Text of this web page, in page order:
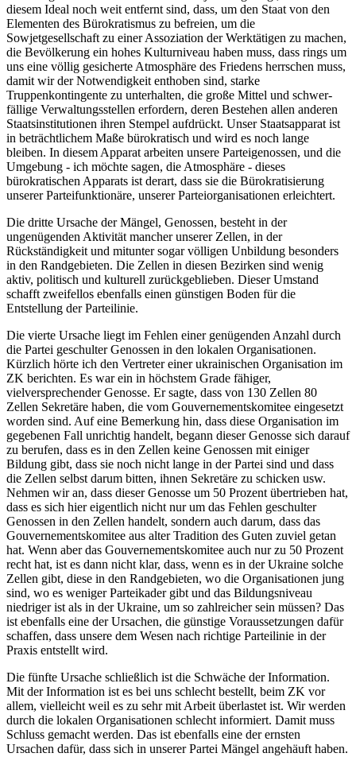
diesem Ideal noch weit entfernt sind, dass, um den Staat von den
Elementen des Bürokratismus zu befreien, um die
Sowjetgesellschaft zu einer Assoziation der Werktätigen zu machen,
die Bevölkerung ein hohes Kulturniveau haben muss, dass rings um
uns eine völlig gesicherte Atmosphäre des Friedens herrschen muss,
damit wir der Notwendigkeit enthoben sind, starke
Truppenkontingente zu unterhalten, die große Mittel und schwer-
fällige Verwaltungsstellen erfordern, deren Bestehen allen anderen
Staatsinstitutionen ihren Stempel aufdrückt. Unser Staatsapparat ist
in beträchtlichem Maße bürokratisch und wird es noch lange
bleiben. In diesem Apparat arbeiten unsere Parteigenossen, und die
Umgebung - ich möchte sagen, die Atmosphäre - dieses
bürokratischen Apparats ist derart, dass sie die Bürokratisierung
unserer Parteifunktionäre, unserer Parteiorganisationen erleichtert.
Die dritte Ursache der Mängel, Genossen, besteht in der
ungenügenden Aktivität mancher unserer Zellen, in der
Rückständigkeit und mitunter sogar völligen Unbildung besonders
in den Randgebieten. Die Zellen in diesen Bezirken sind wenig
aktiv, politisch und kulturell zurückgeblieben. Dieser Umstand
schafft zweifellos ebenfalls einen günstigen Boden für die
Entstellung der Parteilinie.
Die vierte Ursache liegt im Fehlen einer genügenden Anzahl durch
die Partei geschulter Genossen in den lokalen Organisationen.
Kürzlich hörte ich den Vertreter einer ukrainischen Organisation im
ZK berichten. Es war ein in höchstem Grade fähiger,
vielversprechender Genosse. Er sagte, dass von 130 Zellen 80
Zellen Sekretäre haben, die vom Gouvernementskomitee eingesetzt
worden sind. Auf eine Bemerkung hin, dass diese Organisation im
gegebenen Fall unrichtig handelt, begann dieser Genosse sich darauf
zu berufen, dass es in den Zellen keine Genossen mit einiger
Bildung gibt, dass sie noch nicht lange in der Partei sind und dass
die Zellen selbst darum bitten, ihnen Sekretäre zu schicken usw.
Nehmen wir an, dass dieser Genosse um 50 Prozent übertrieben hat,
dass es sich hier eigentlich nicht nur um das Fehlen geschulter
Genossen in den Zellen handelt, sondern auch darum, dass das
Gouvernementskomitee aus alter Tradition des Guten zuviel getan
hat. Wenn aber das Gouvernementskomitee auch nur zu 50 Prozent
recht hat, ist es dann nicht klar, dass, wenn es in der Ukraine solche
Zellen gibt, diese in den Randgebieten, wo die Organisationen jung
sind, wo es weniger Parteikader gibt und das Bildungsniveau
niedriger ist als in der Ukraine, um so zahlreicher sein müssen? Das
ist ebenfalls eine der Ursachen, die günstige Voraussetzungen dafür
schaffen, dass unsere dem Wesen nach richtige Parteilinie in der
Praxis entstellt wird.
Die fünfte Ursache schließlich ist die Schwäche der Information.
Mit der Information ist es bei uns schlecht bestellt, beim ZK vor
allem, vielleicht weil es zu sehr mit Arbeit überlastet ist. Wir werden
durch die lokalen Organisationen schlecht informiert. Damit muss
Schluss gemacht werden. Das ist ebenfalls eine der ernsten
Ursachen dafür, dass sich in unserer Partei Mängel angehäuft haben.